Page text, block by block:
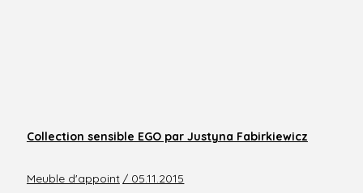
Collection sensible EGO par Justyna Fabirkiewicz
Meuble d'appoint / 05.11.2015